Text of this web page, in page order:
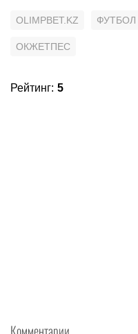
OLIMPBET.KZ ФУТБОЛ
ОКЖЕТПЕС
Рейтинг: 5